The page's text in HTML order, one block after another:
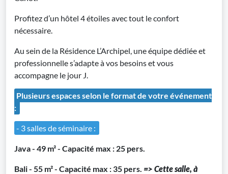
Profitez d’un hôtel 4 étoiles avec tout le confort
nécessaire.
Au sein de la Résidence L’Archipel, une équipe dédiée et
professionnelle s’adapte à vos besoins et vous
accompagne le jour J.
Plusieurs espaces selon le format de votre événement
:
- 3 salles de séminaire :
Java - 49 m² - Capacité max : 25 pers.
Bali - 55 m² - Capacité max : 35 pers. => Cette salle, à